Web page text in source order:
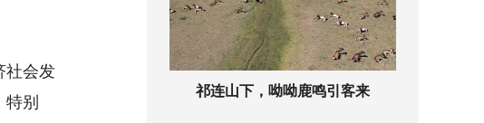
社会发
别
祁连山下，呦呦鹿鸣引客来